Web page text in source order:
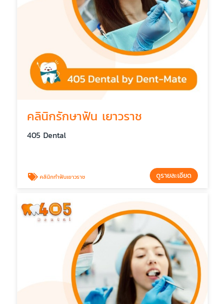
คลินิกรักษาฟัน เยาวราช
405 Dental
คลินิกทำฟันเยาวราช ดูรายละเอียด